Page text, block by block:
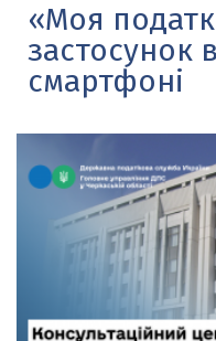
«Моя
застосунок
смартфоні